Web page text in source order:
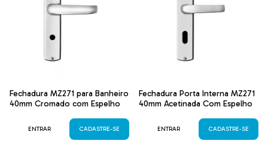
Fechadura MZ271 para Banheiro
40mm Cromado com Espelho
ENTRAR CADASTRE-SE
Fechadura Porta Interna MZ271
40mm Acetinada Com Espelho
ENTRAR CADASTRE-SE